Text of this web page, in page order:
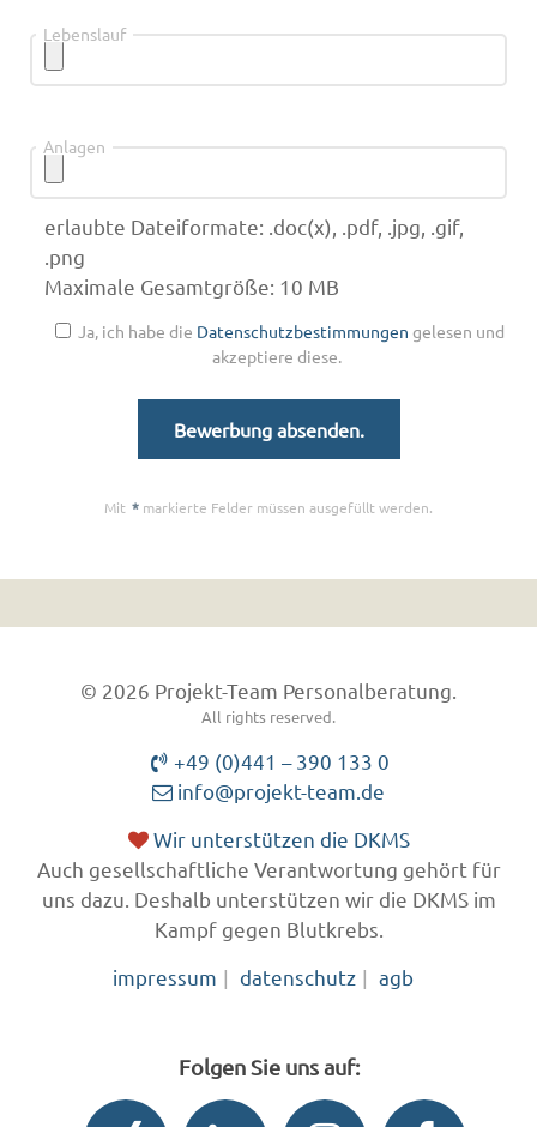
Lebenslauf
Anlagen
erlaubte Dateiformate: .doc(x), .pdf, .jpg, .gif,
.png
Maximale Gesamtgröße: 10 MB
Ja, ich habe die Datenschutzbestimmungen gelesen und
akzeptiere diese.
Mit *markierte Felder müssen ausgefüllt werden.
© 2026 Projekt-Team Personalberatung.
All rights reserved.
+49 (0)441 – 390 133 0
info@projekt-team.de
Wir unterstützen die DKMS
Auch gesellschaftliche Verantwortung gehört für
uns dazu. Deshalb unterstützen wir die DKMS im
Kampf gegen Blutkrebs.
impressum
datenschutz agb
Folgen Sie uns auf: